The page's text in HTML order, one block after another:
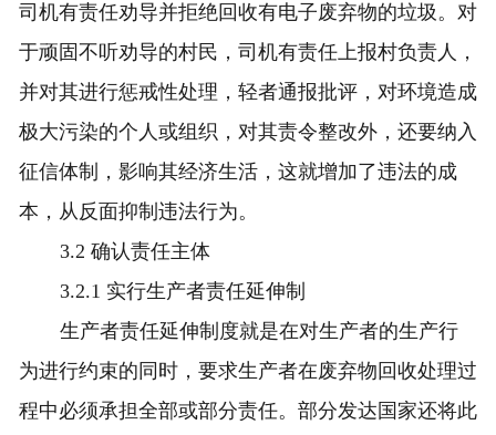
司机有责任劝导并拒绝回收有电子废弃物的垃圾。对
于顽固不听劝导的村民，司机有责任上报村负责人，
并对其进行惩戒性处理，轻者通报批评，对环境造成
极大污染的个人或组织，对其责令整改外，还要纳入
征信体制，影响其经济生活，这就增加了违法的成
本，从反面抑制违法行为。
3.2 确认责任主体
3.2.1 实行生产者责任延伸制
生产者责任延伸制度就是在对生产者的生产行
为进行约束的同时，要求生产者在废弃物回收处理过
程中必须承担全部或部分责任。部分发达国家还将此